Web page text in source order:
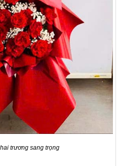
trương sang trọng